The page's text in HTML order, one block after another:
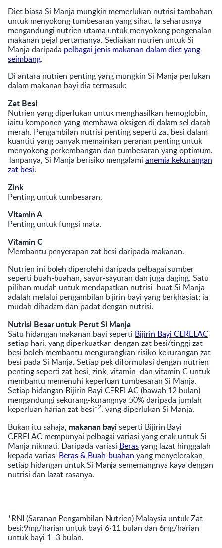
Diet biasa Si Manja mungkin memerlukan nutrisi tambahan
untuk menyokong tumbesaran yang sihat. Ia seharusnya
mengandungi nutrien utama untuk menyokong pengenalan
makanan pejal pertamanya. Sediakan nutrien untuk Si
Manja daripada pelbagai jenis makanan dalam diet yang
seimbang.
Di antara nutrien penting yang mungkin Si Manja perlukan
dalam makanan bayi dia termasuk:
Zat Besi
Nutrien yang diperlukan untuk menghasilkan hemoglobin,
iaitu komponen yang membawa oksigen di dalam sel darah
merah. Pengambilan nutrisi penting seperti zat besi dalam
kuantiti yang banyak memainkan peranan penting untuk
menyokong perkembangan dan tumbesaran yang optimum.
Tanpanya, Si Manja berisiko mengalami anemia kekurangan
zat besi.
Zink
Penting untuk tumbesaran.
Vitamin A
Penting untuk fungsi mata.
Vitamin C
Membantu penyerapan zat besi daripada makanan.
Nutrien ini boleh diperolehi daripada pelbagai sumber
seperti buah-buahan, sayur-sayuran dan juga daging. Satu
pilihan mudah untuk mendapatkan nutrisi buat Si Manja
adalah melalui pengambilan bijirin bayi yang berkhasiat; ia
mudah dihadam dan padat dengan nutrisi.
Nutrisi Besar untuk Perut Si Manja
Satu hidangan makanan bayi seperti Bijirin Bayi CERELAC
setiap hari, yang diperkuatkan dengan zat besi/tinggi zat
besi boleh membantu mengurangkan risiko kekurangan zat
besi pada Si Manja. Setiap pek diformulasi dengan nutrien
penting seperti zat besi, zink, vitamin dan vitamin C untuk
membantu memenuhi keperluan tumbesaran Si Manja.
Setiap hidangan Bijirin Bayi CERELAC (bawah 12 bulan)
mengandungi sekurang-kurangnya 50% daripada jumlah
keperluan harian zat besi*2, yang diperlukan Si Manja.
Bukan itu sahaja, makanan bayiseperti Bijirin Bayi
CERELAC mempunyai pelbagai variasi yang enak untuk Si
Manja nikmati. Daripada variasi Berasyang lazat hinggalah
kepada variasi Beras & Buah-buahan yang menyelerakan,
setiap hidangan untuk Si Manja sememangnya kaya dengan
nutrisi dan lazat rasanya.
*RNI (Saranan Pengambilan Nutrien) Malaysia untuk Zat
besi:9mg/harian untuk bayi 6-11 bulan dan 6mg/harian
untuk bayi 1- 3 bulan.